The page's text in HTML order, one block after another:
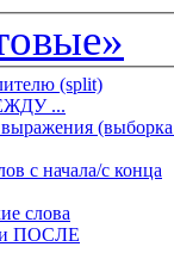
(split)
...
с начала/с конца
слова
ПОСЛЕ